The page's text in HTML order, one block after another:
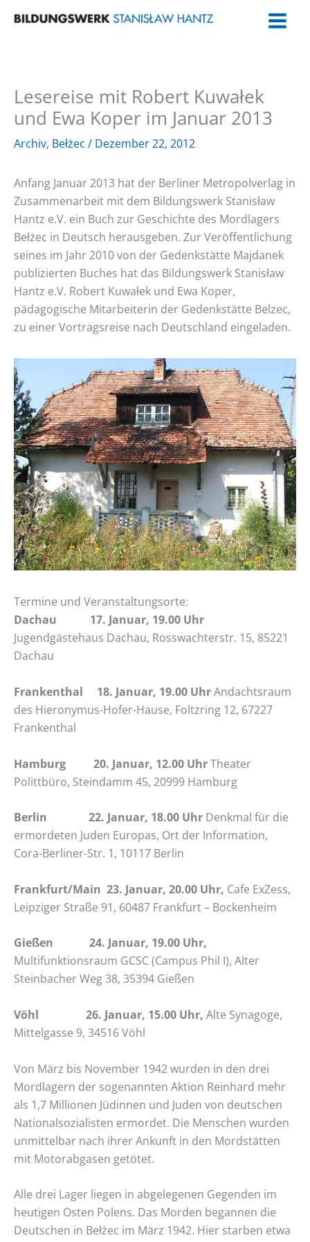
Inhalt
Lesereise mit Robert Kuwałek
und Ewa Koper im Januar 2013
Archiv, Bełżec / Dezember 22, 2012
Anfang Januar 2013 hat der Berliner Metropolverlag in
Zusammenarbeit mit dem Bildungswerk Stanisław
Hantz e.V. ein Buch zur Geschichte des Mordlagers
Bełżec in Deutsch herausgeben. Zur Veröffentlichung
seines im Jahr 2010 von der Gedenkstätte Majdanek
publizierten Buches hat das Bildungswerk Stanisław
Hantz e.V. Robert Kuwałek und Ewa Koper,
pädagogische Mitarbeiterin der Gedenkstätte Belzec,
zu einer Vortragsreise nach Deutschland eingeladen.
Termine und Veranstaltungsorte:
Dachau 17. Januar, 19.00 Uhr
Jugendgästehaus Dachau, Rosswachterstr. 15, 85221
Dachau
Frankenthal 18. Januar, 19.00 UhrAndachtsraum
des Hieronymus-Hofer-Hause, Foltzring 12, 67227
Frankenthal
Hamburg 20. Januar, 12.00 UhrTheater
Polittbüro, Steindamm 45, 20999 Hamburg
Berlin 22. Januar, 18.00 Uhr Denkmal für die
ermordeten Juden Europas, Ort der Information,
Cora-Berliner-Str. 1, 10117 Berlin
Frankfurt/Main 23. Januar, 20.00 Uhr, Cafe ExZess,
Leipziger Straße 91, 60487 Frankfurt – Bockenheim
Gießen 24. Januar, 19.00 Uhr,
Multifunktionsraum GCSC (Campus Phil I), Alter
Steinbacher Weg 38, 35394 Gießen
Vöhl 26. Januar, 15.00 Uhr, Alte Synagoge,
Mittelgasse 9, 34516 Vöhl
Von März bis November 1942 wurden in den drei
Mordlagern der sogenannten Aktion Reinhard mehr
als 1,7 Millionen Jüdinnen und Juden von deutschen
Nationalsozialisten ermordet. Die Menschen wurden
unmittelbar nach ihrer Ankunft in den Mordstätten
mit Motorabgasen getötet.
Alle drei Lager liegen in abgelegenen Gegenden im
heutigen Osten Polens. Das Morden begannen die
Deutschen in Bełżec im März 1942. Hier starben etwa